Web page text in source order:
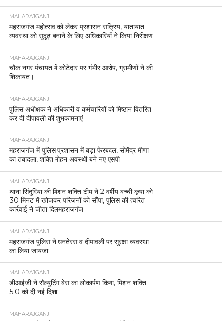
MAHARAJGANJ
महराजगंज महोत्सव को लेकर प्रशासन सक्रिय, यातायात
व्यवस्था को सुदृढ़ बनाने के लिए अधिकारियों ने किया निरीक्षण
MAHARAJGANJ
चौक नगर पंचायत में कोटेदार पर गंभीर आरोप, ग्रामीणों ने की
शिकायत।
MAHARAJGANJ
पुलिस अधीक्षक ने अधिकारी व कर्मचारियों को मिष्ठान वितरित
कर दी दीपावली की शुभकामनाएं
MAHARAJGANJ
महराजगंज में पुलिस प्रशासन में बड़ा फेरबदल, सोमेंद्र मीणा
का तबादला, शक्ति मोहन अवस्थी बने नए एसपी
MAHARAJGANJ
थाना सिंदुरिया की मिशन शक्ति टीम ने 2 वर्षीय बच्ची कृषा को
30 मिनट में खोजकर परिजनों को सौंपा, पुलिस की त्वरित
कार्रवाई ने जीता दिलमहराजगंज
MAHARAJGANJ
महराजगंज पुलिस ने धनतेरस व दीपावली पर सुरक्षा व्यवस्था
का लिया जायजा
MAHARAJGANJ
डीआईजी ने सैल्युटिंग बेस का लोकार्पण किया, मिशन शक्ति
5.0 को दी नई दिशा
MAHARAJGANJ